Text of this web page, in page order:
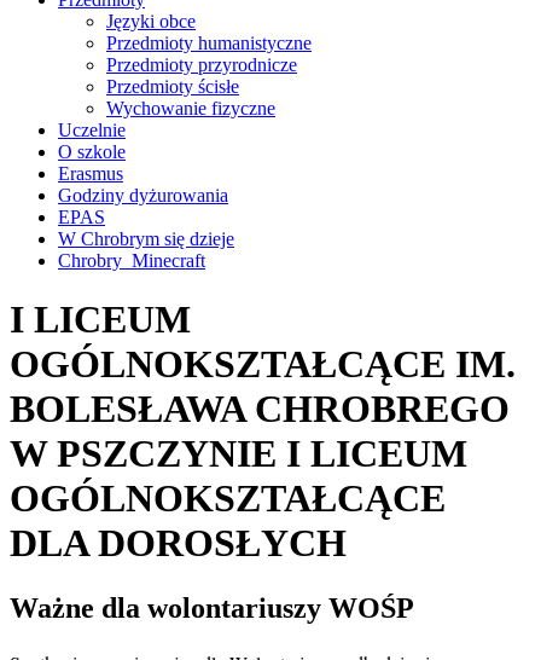
Języki obce
Przedmioty humanistyczne
Przedmioty przyrodnicze
Przedmioty ścisłe
Wychowanie fizyczne
Uczelnie
O szkole
Erasmus
Godziny dyżurowania
EPAS
W Chrobrym się dzieje
Chrobry_Minecraft
I LICEUM
OGÓLNOKSZTAŁCĄCE IM.
BOLESŁAWA CHROBREGO
W PSZCZYNIE I LICEUM
OGÓLNOKSZTAŁCĄCE
DLA DOROSŁYCH
Ważne dla wolontariuszy WOŚP